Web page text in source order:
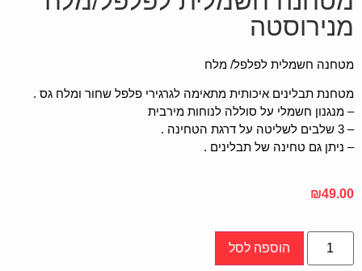
מנירוסטה
מטחנה חשמלית לפלפל/ מלח
מטחנת תבלינים איכותית מתאימה לגרגירי פלפל שחור ומלח גס .
– מנגנון חשמלי על סוללה לנוחות מירבית
– 3 שלבים לשליטה על דרגת הטחינה .
– ניתן גם טחינה של תבלינים .
₪49.00
הוספה לסל